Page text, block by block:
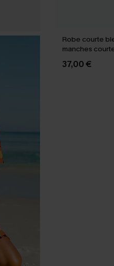
Robe courte
manches
37,00 €